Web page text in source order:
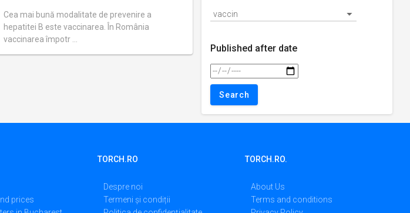
Cea mai bună modalitate de prevenire a
hepatitei B este vaccinarea. În România
vaccinarea împotr …
Published after date
prices
TORCH.RO
Despre noi
Termeni și condiții
TORCH.RO.
About Us
Terms and conditions